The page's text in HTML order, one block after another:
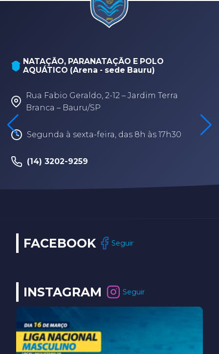
NATAÇÃO, PARANATAÇÃO E POLO
AQUÁTICO (Arena - sede Bauru)
Rua Fabio Geraldo, 2-12 – Jardim Terra
Branca – Bauru/SP
Segunda à sexta-feira, das 8h às 17h30
(14) 3202-9259
FACEBOOK Seguir
INSTAGRAM Seguir